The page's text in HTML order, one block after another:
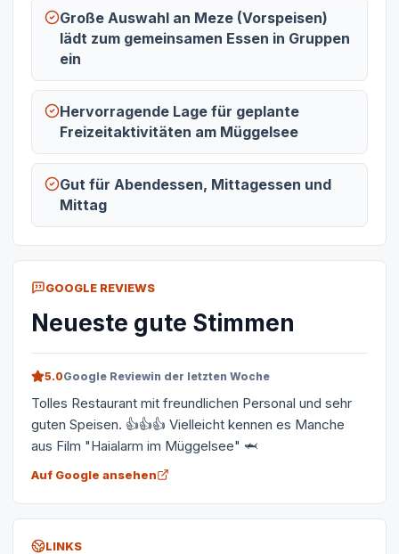
Große Auswahl an Meze (Vorspeisen)
lädt zum gemeinsamen Essen in Gruppen
ein
Hervorragende Lage für geplante
Freizeitaktivitäten am Müggelsee
Gut für Abendessen, Mittagessen und
Mittag
GOOGLE REVIEWS
Neueste gute Stimmen
5.0Google Reviewin der letzten Woche
Tolles Restaurant mit freundlichen Personal und sehr
guten Speisen. 👍👍👍 Vielleicht kennen es Manche
aus Film "Haialarm im Müggelsee" 🦈
Auf Google ansehen
LINKS